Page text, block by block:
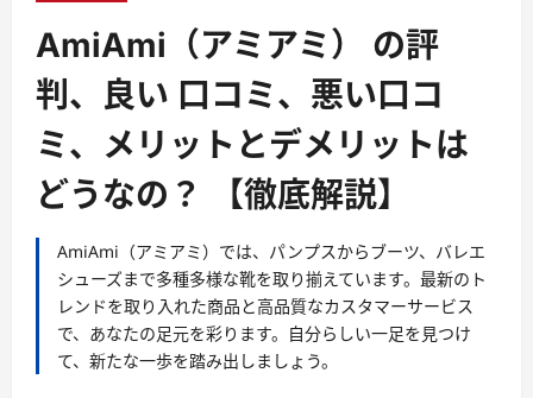
AmiAmi（アミアミ） の評
判、良い 口コミ、悪い口コ
ミ、メリットとデメリットは
どうなの？ 【徹底解説】
AmiAmi（アミアミ）では、パンプスからブーツ、バレエ
シューズまで多種多様な靴を取り揃えています。最新のト
レンドを取り入れた商品と高品質なカスタマーサービス
で、あなたの足元を彩ります。自分らしい一足を見つけ
て、新たな一歩を踏み出しましょう。